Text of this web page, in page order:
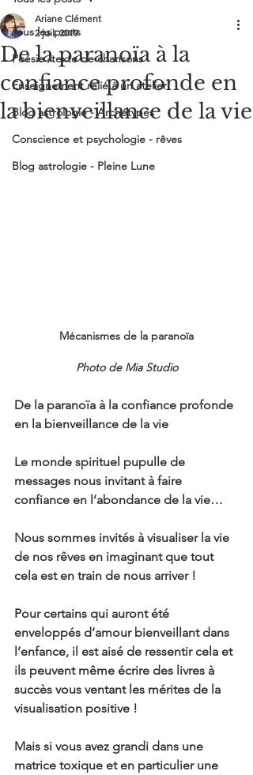
Tous les posts
Poésie /texte de chansons
Enseignement relié à un atelier
Blog astrologie - Archétypes
Conscience et psychologie - rêves
Blog astrologie - Pleine Lune
De la paranoïa à la
confiance profonde en
la bienveillance de la vie
Ariane Clément
2 juil. 2019
Mécanismes de la paranoïa
Photo de Mia Studio
De la paranoïa à la confiance profonde
en la bienveillance de la vie
Le monde spirituel pupulle de
messages nous invitant à faire
confiance en l’abondance de la vie…
Nous sommes invités à visualiser la vie
de nos rêves en imaginant que tout
cela est en train de nous arriver !
Pour certains qui auront été
enveloppés d’amour bienveillant dans
l’enfance, il est aisé de ressentir cela et
ils peuvent même écrire des livres à
succès vous ventant les mérites de la
visualisation positive !
Mais si vous avez grandi dans une
matrice toxique et en particulier une